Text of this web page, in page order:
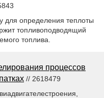
для определения теплоты
топливоподводящий
топлива.
процессов
// 2618479